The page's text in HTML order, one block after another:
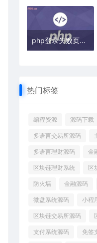
php登录失败页面提示怎么实现
热门标签
编程资源 源码下载
多语言交易所源码
多语言理财源码 金
区块链理财系统 区
防火墙 金融源码
微盘系统源码 小程
区块链交易所源码
支付系统源码 免签